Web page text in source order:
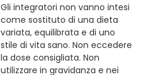
Gli integratori non vanno intesi
come sostituto di una dieta
variata, equilibrata e di uno
stile di vita sano. Non eccedere
la dose consigliata. Non
utilizzare in gravidanza e nei